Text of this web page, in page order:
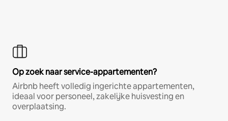
Op zoek naar service-appartementen?
Airbnb heeft volledig ingerichte appartementen,
ideaal voor personeel, zakelijke huisvesting en
overplaatsing.